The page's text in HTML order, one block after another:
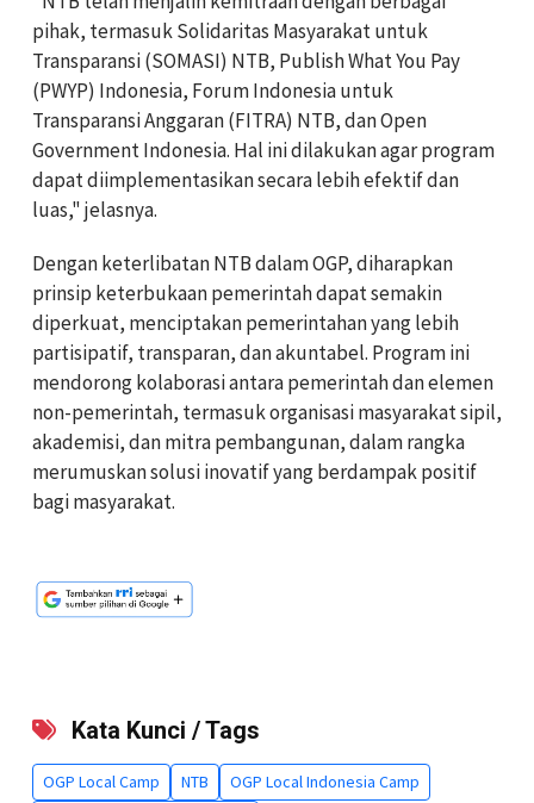
pihak, termasuk Solidaritas Masyarakat untuk
Transparansi (SOMASI) NTB, Publish What You Pay
(PWYP) Indonesia, Forum Indonesia untuk
Transparansi Anggaran (FITRA) NTB, dan Open
Government Indonesia. Hal ini dilakukan agar program
dapat diimplementasikan secara lebih efektif dan
luas," jelasnya.
Dengan keterlibatan NTB dalam OGP, diharapkan
prinsip keterbukaan pemerintah dapat semakin
diperkuat, menciptakan pemerintahan yang lebih
partisipatif, transparan, dan akuntabel. Program ini
mendorong kolaborasi antara pemerintah dan elemen
non-pemerintah, termasuk organisasi masyarakat sipil,
akademisi, dan mitra pembangunan, dalam rangka
merumuskan solusi inovatif yang berdampak positif
bagi masyarakat.
Kata Kunci / Tags
OGP Local Camp NTB
OGP Local Indonesia Camp